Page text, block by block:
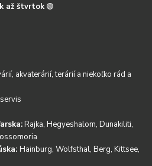
až štvrtok 🟢
akvaterárií, terárií a niekoľko rád a
Rajka, Hegyeshalom, Dunakiliti,
Hainburg, Wolfsthal, Berg, Kittsee,